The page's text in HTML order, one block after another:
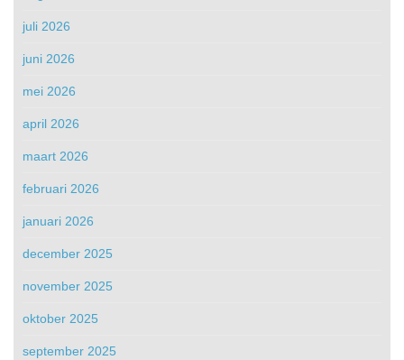
juli 2026
juni 2026
mei 2026
april 2026
maart 2026
februari 2026
januari 2026
december 2025
november 2025
oktober 2025
september 2025